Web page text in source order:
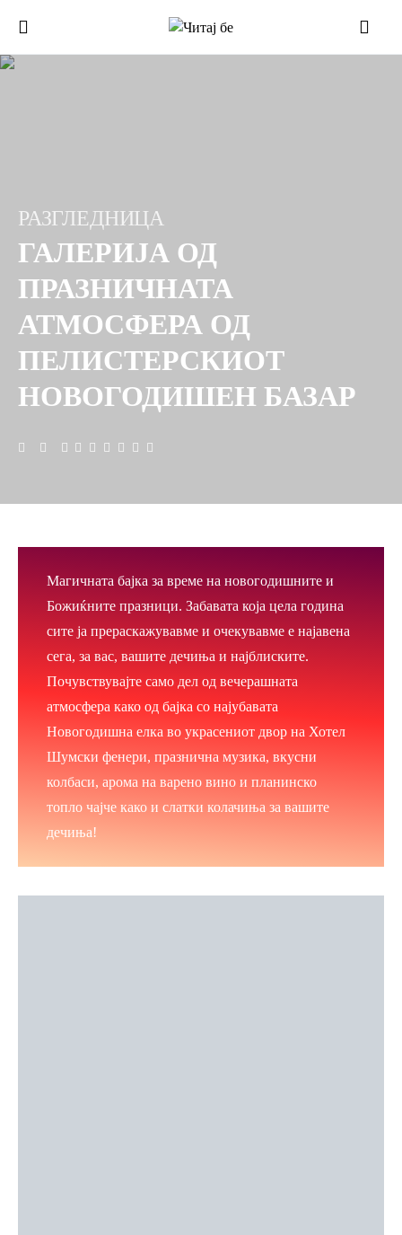
РАЗГЛЕДНИЦА
ГАЛЕРИЈА ОД
ПРАЗНИЧНАТА
АТМОСФЕРА ОД
ПЕЛИСТЕРСКИОТ
НОВОГОДИШЕН БАЗАР
Магичната бајка за време на новогодишните и
Божиќните празници. Забавата која цела година
сите ја прераскажувавме и очекувавме е најавена
сега, за вас, вашите дечиња и најблиските.
Почувствувајте само дел од вечерашната
атмосфера како од бајка со најубавата
Новогодишна елка во украсениот двор на Хотел
Шумски фенери, празнична музика, вкусни
колбаси, арома на варено вино и планинско
топло чајче како и слатки колачиња за вашите
дечиња!